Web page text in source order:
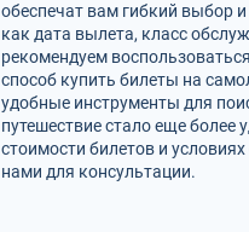
обеспечат вам гибкий выбор
как дата вылета, класс
рекомендуем
способ купить билеты на
удобные инструменты для
путешествие стало еще
стоимости билетов и
нами для консультации.